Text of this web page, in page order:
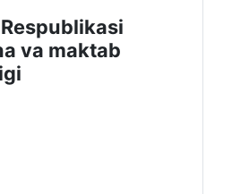
va maktab